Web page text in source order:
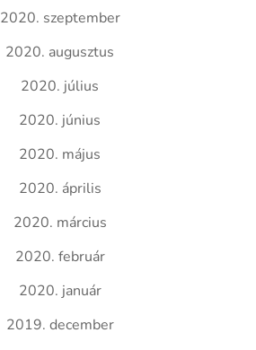
2020. szeptember
2020. augusztus
2020. július
2020. június
2020. május
2020. április
2020. március
2020. február
2020. január
2019. december